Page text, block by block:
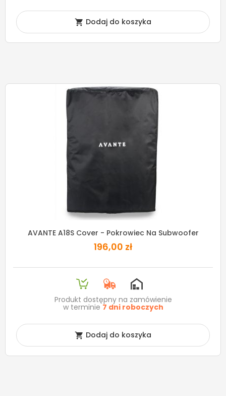
 Dodaj do koszyka
AVANTE A18S Cover - Pokrowiec Na Subwoofer
196,00 zł
Produkt dostępny na zamówienie
w terminie 7 dni roboczych
 Dodaj do koszyka